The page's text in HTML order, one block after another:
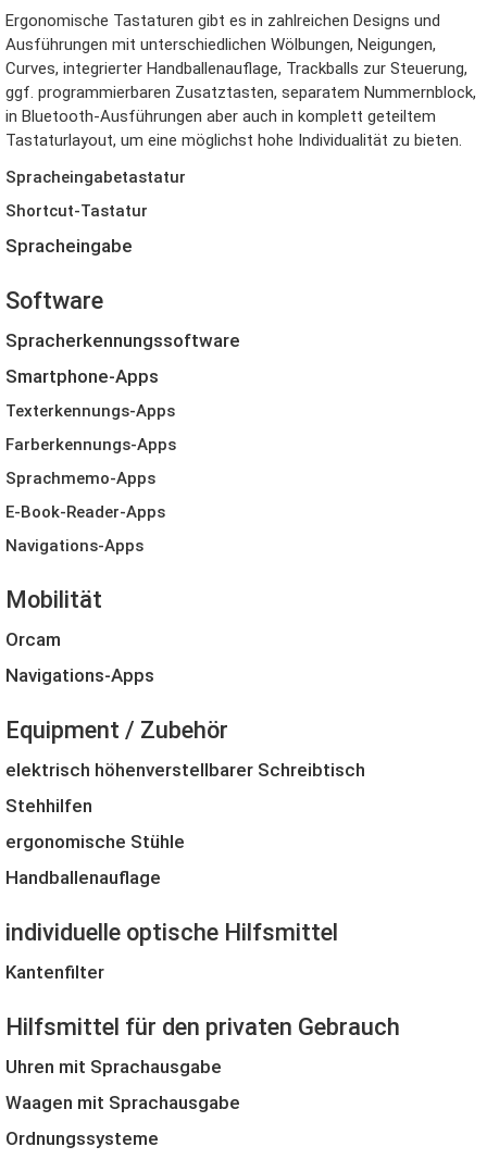
Ergonomische Tastaturen gibt es in zahlreichen Designs und
Ausführungen mit unterschiedlichen Wölbungen, Neigungen,
Curves, integrierter Handballenauflage, Trackballs zur Steuerung,
ggf. programmierbaren Zusatztasten, separatem Nummernblock,
in Bluetooth-Ausführungen aber auch in komplett geteiltem
Tastaturlayout, um eine möglichst hohe Individualität zu bieten.
Spracheingabetastatur
Shortcut-Tastatur
Spracheingabe
Software
Spracherkennungssoftware
Smartphone-Apps
Texterkennungs-Apps
Farberkennungs-Apps
Sprachmemo-Apps
E-Book-Reader-Apps
Navigations-Apps
Mobilität
Orcam
Navigations-Apps
Equipment / Zubehör
elektrisch höhenverstellbarer Schreibtisch
Stehhilfen
ergonomische Stühle
Handballenauflage
individuelle optische Hilfsmittel
Kantenfilter
Hilfsmittel für den privaten Gebrauch
Uhren mit Sprachausgabe
Waagen mit Sprachausgabe
Ordnungssysteme